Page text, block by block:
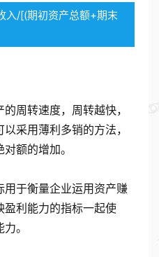
入/[(期初资产总额+期末
周转速度，周转越快，
采用薄利多销的方法，
额的增加。
用于衡量企业运用资产赚
盈利能力的指标一起使
。